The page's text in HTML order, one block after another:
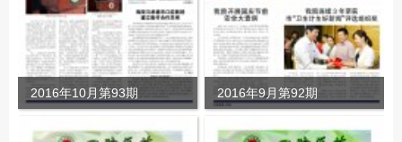
2016年10月第93期 2016年9月第92期